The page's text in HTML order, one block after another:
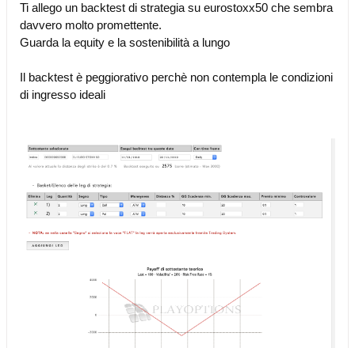
Ti allego un backtest di strategia su eurostoxx50 che sembra
davvero molto promettente.
Guarda la equity e la sostenibilità a lungo
Il backtest è peggiorativo perchè non contempla le condizioni
di ingresso ideali